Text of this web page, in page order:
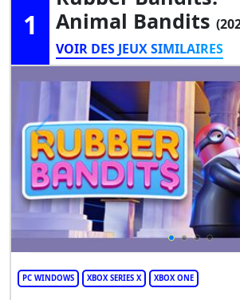
1
Animal Bandits
VOIR DES JEUX SIMILAIRES
PC WINDOWS XBOX SERIES X XBOX ONE